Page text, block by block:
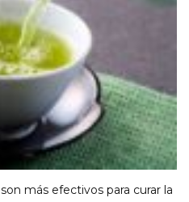
más efectivos para curar la